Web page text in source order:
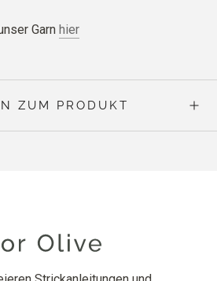
Garn hier
ZUM PRODUKT